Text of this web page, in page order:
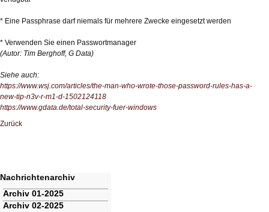
* Eine Passphrase darf niemals für mehrere Zwecke eingesetzt werden
* Verwenden Sie einen Passwortmanager
(Autor: Tim Berghoff, G Data)
Siehe auch:
https://www.wsj.com/articles/the-man-who-wrote-those-password-rules-has-a-
new-tip-n3v-r-m1-d-1502124118
https://www.gdata.de/total-security-fuer-windows
Zurück
Nachrichtenarchiv
Navigation
überspringen
Archiv 01-2025
Archiv 02-2025